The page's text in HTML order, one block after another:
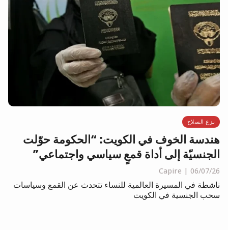
نزع السلاح
هندسة الخوف في الكويت: “الحكومة حوّلت
الجنسيّة إلى أداة قمعٍ سياسي واجتماعي”
06/07/26
Capire
ناشطة في المسيرة العالمية للنساء تتحدث عن القمع وسياسات
سحب الجنسية في الكويت